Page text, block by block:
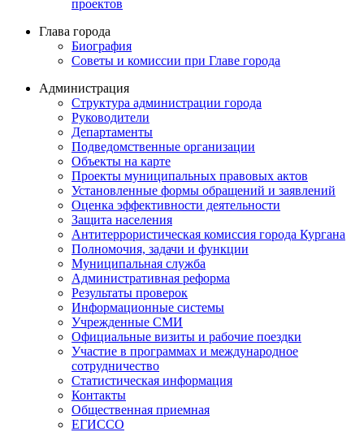
проектов
Глава города
Биография
Советы и комиссии при Главе города
Администрация
Структура администрации города
Руководители
Департаменты
Подведомственные организации
Объекты на карте
Проекты муниципальных правовых актов
Установленные формы обращений и заявлений
Оценка эффективности деятельности
Защита населения
Антитеррористическая комиссия города Кургана
Полномочия, задачи и функции
Муниципальная служба
Административная реформа
Результаты проверок
Информационные системы
Учрежденные СМИ
Официальные визиты и рабочие поездки
Участие в программах и международное
сотрудничество
Статистическая информация
Контакты
Общественная приемная
ЕГИССО